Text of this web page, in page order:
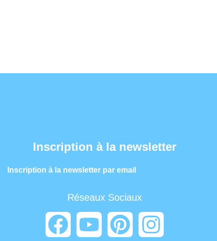
Inscription à la newsletter
Inscription à la newsletter par email
Réseaux Sociaux